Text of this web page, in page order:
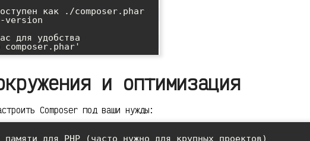
как ./composer.phar
version
для удобства
и оптимизация
Composer под ваши нужды: